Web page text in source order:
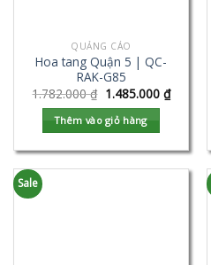
QUẢNG CÁO
Hoa tang Quận 5 | QC-
RAK-G85
1.782.000₫ 1.485.000 ₫
Thêm vào giỏ hàng
Sale